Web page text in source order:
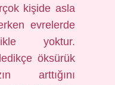
kişide asla
evrelerde
yoktur.
öksürük
arttığını